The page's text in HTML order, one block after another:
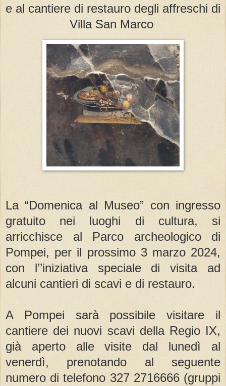
e al cantiere di restauro degli affreschi di
Villa San Marco
La “Domenica al Museo” con ingresso
gratuito nei luoghi di cultura, si
arricchisce al Parco archeologico di
Pompei, per il prossimo 3 marzo 2024,
con l’’iniziativa speciale di visita ad
alcuni cantieri di scavi e di restauro.
A Pompei sarà possibile visitare il
cantiere dei nuovi scavi della Regio IX,
già aperto alle visite dal lunedì al
venerdì, prenotando al seguente
numero di telefono 327 2716666 (gruppi